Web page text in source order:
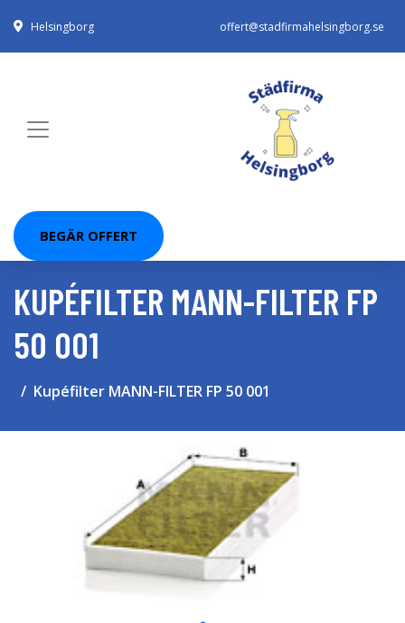
Helsingborg offert@stadfirmahelsingborg.se
BEGÄR OFFERT
KUPÉFILTER MANN-FILTER FP
50 001
Kupéfilter MANN-FILTER FP 50 001